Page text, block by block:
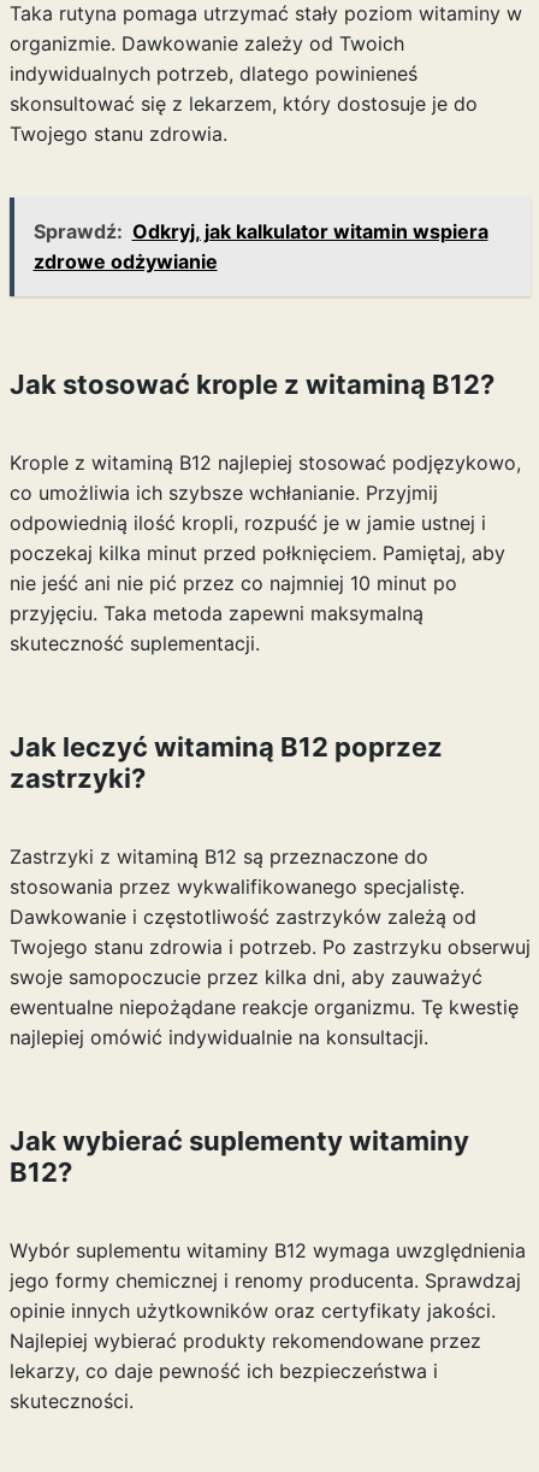
Taka rutyna pomaga utrzymać stały poziom witaminy w
organizmie. Dawkowanie zależy od Twoich
indywidualnych potrzeb, dlatego powinieneś
skonsultować się z lekarzem, który dostosuje je do
Twojego stanu zdrowia.
Sprawdź: Odkryj, jak kalkulator witamin wspiera
zdrowe odżywianie
Jak stosować krople z witaminą B12?
Krople z witaminą B12 najlepiej stosować podjęzykowo,
co umożliwia ich szybsze wchłanianie. Przyjmij
odpowiednią ilość kropli, rozpuść je w jamie ustnej i
poczekaj kilka minut przed połknięciem. Pamiętaj, aby
nie jeść ani nie pić przez co najmniej 10 minut po
przyjęciu. Taka metoda zapewni maksymalną
skuteczność suplementacji.
Jak leczyć witaminą B12 poprzez
zastrzyki?
Zastrzyki z witaminą B12 są przeznaczone do
stosowania przez wykwalifikowanego specjalistę.
Dawkowanie i częstotliwość zastrzyków zależą od
Twojego stanu zdrowia i potrzeb. Po zastrzyku obserwuj
swoje samopoczucie przez kilka dni, aby zauważyć
ewentualne niepożądane reakcje organizmu. Tę kwestię
najlepiej omówić indywidualnie na konsultacji.
Jak wybierać suplementy witaminy
B12?
Wybór suplementu witaminy B12 wymaga uwzględnienia
jego formy chemicznej i renomy producenta. Sprawdzaj
opinie innych użytkowników oraz certyfikaty jakości.
Najlepiej wybierać produkty rekomendowane przez
lekarzy, co daje pewność ich bezpieczeństwa i
skuteczności.